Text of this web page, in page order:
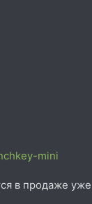
mini
в продаже